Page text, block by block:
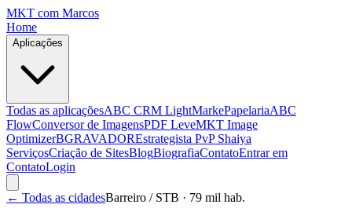
MKT com Marcos
Home
Aplicações
Todas as aplicaçõesABC CRM LightMarkePapelariaABC
FlowConversor de ImagensPDF LeveMKT Image
OptimizerBGRAVADOREstrategista PvP Shaiya
ServiçosCriação de SitesBlogBiografiaContatoEntrar em
ContatoLogin
← Todas as cidadesBarreiro / STB · 79 mil hab.